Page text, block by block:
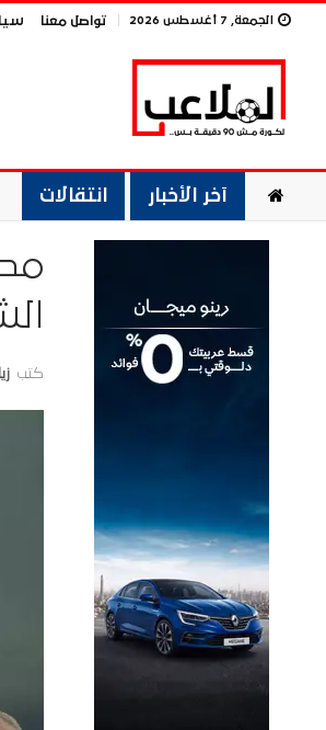
الجمعة, 7 أغسطس 2026 تواصل معنا
آخر الأخبار انتقالات
كتب